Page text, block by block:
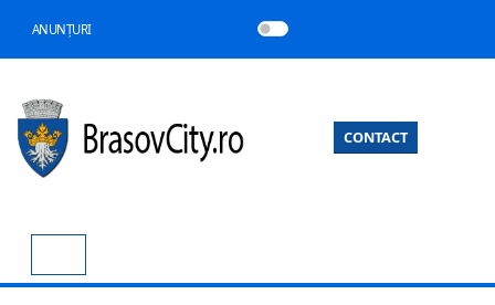
ANUNȚURI
CONTACT